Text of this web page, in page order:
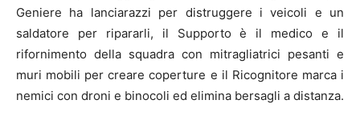
Geniere ha lanciarazzi per distruggere i veicoli e un
saldatore per ripararli, il Supporto è il medico e il
rifornimento della squadra con mitragliatrici pesanti e
muri mobili per creare coperture e il Ricognitore marca i
nemici con droni e binocoli ed elimina bersagli a distanza.